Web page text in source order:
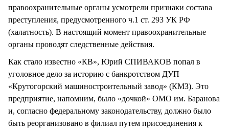
правоохранительные органы усмотрели признаки состава
преступления, предусмотренного ч.1 ст. 293 УК РФ
(халатность). В настоящий момент правоохранительные
органы проводят следственные действия.
Как стало известно «КВ», Юрий СПИВАКОВ попал в
уголовное дело за историю с банкротством ДУП
«Крутогорский машиностроительный завод» (КМЗ). Это
предприятие, напомним, было «дочкой» ОМО им. Баранова
и, согласно федеральному законодательству, должно было
быть реорганизовано в филиал путем присоединения к